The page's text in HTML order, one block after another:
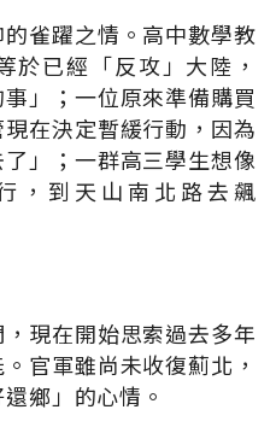
雀躍之情。高中數學教
於已經「反攻」大陸，
」；一位原來準備購買
在決定暫緩行動，因為
了」；一群高三學生想像
，到天山南北路去飆
現在開始思索過去多年
官軍雖尚未收復薊北，
鄉」的心情。